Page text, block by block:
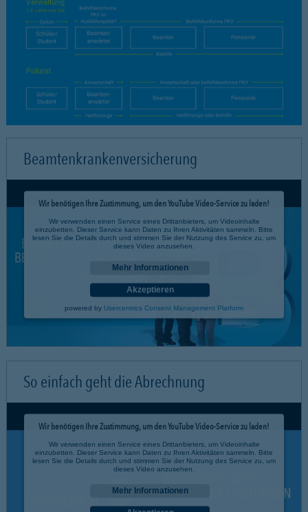
Beamtenkrankenversicherung
Wir benötigen Ihre Zustimmung, um den YouTube Video-Service zu laden!
Wir verwenden einen Service eines Drittanbieters, um Videoinhalte
einzubetten. Dieser Service kann Daten zu Ihren Aktivitäten sammeln. Bitte
lesen Sie die Details durch und stimmen Sie der Nutzung des Service zu, um
dieses Video anzusehen.
Mehr Informationen
Akzeptieren
powered by Usercentrics Consent Management Platform
So einfach geht die Abrechnung
Wir benötigen Ihre Zustimmung, um den YouTube Video-Service zu laden!
Wir verwenden einen Service eines Drittanbieters, um Videoinhalte
einzubetten. Dieser Service kann Daten zu Ihren Aktivitäten sammeln. Bitte
lesen Sie die Details durch und stimmen Sie der Nutzung des Service zu, um
dieses Video anzusehen.
Mehr Informationen